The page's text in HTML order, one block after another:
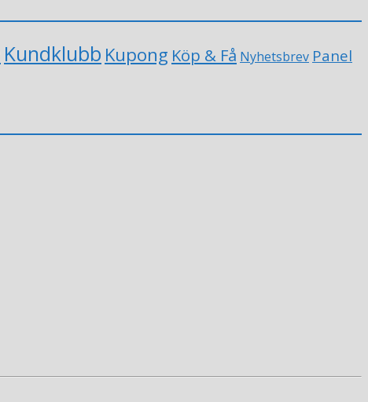
Kundklubb Kupong Köp & Få Nyhetsbrev Panel